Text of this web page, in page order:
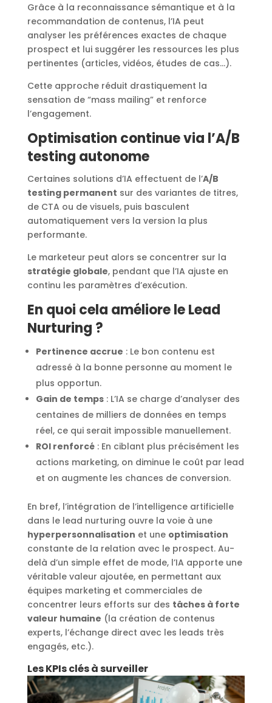
Grâce à la reconnaissance sémantique et à la
recommandation de contenus, l’IA peut
analyser les préférences exactes de chaque
prospect et lui suggérer les ressources les plus
pertinentes (articles, vidéos, études de cas…).
Cette approche réduit drastiquement la
sensation de “mass mailing” et renforce
l’engagement.
Optimisation continue via l’A/B
testing autonome
Certaines solutions d’IA effectuent de l’A/B
testing permanent sur des variantes de titres,
de CTA ou de visuels, puis basculent
automatiquement vers la version la plus
performante.
Le marketeur peut alors se concentrer sur la
stratégie globale, pendant que l’IA ajuste en
continu les paramètres d’exécution.
En quoi cela améliore le Lead
Nurturing ?
Pertinence accrue : Le bon contenu est
adressé à la bonne personne au moment le
plus opportun.
Gain de temps: L’IA se charge d’analyser des
centaines de milliers de données en temps
réel, ce qui serait impossible manuellement.
ROI renforcé: En ciblant plus précisément les
actions marketing, on diminue le coût par lead
et on augmente les chances de conversion.
En bref, l’intégration de l’intelligence artificielle
dans le lead nurturing ouvre la voie à une
hyperpersonnalisation et une optimisation
constante de la relation avec le prospect. Au-
delà d’un simple effet de mode, l’IA apporte une
véritable valeur ajoutée, en permettant aux
équipes marketing et commerciales de
concentrer leurs efforts sur des tâches à forte
valeur humaine (la création de contenus
experts, l’échange direct avec les leads très
engagés, etc.).
Les KPIs clés à surveiller